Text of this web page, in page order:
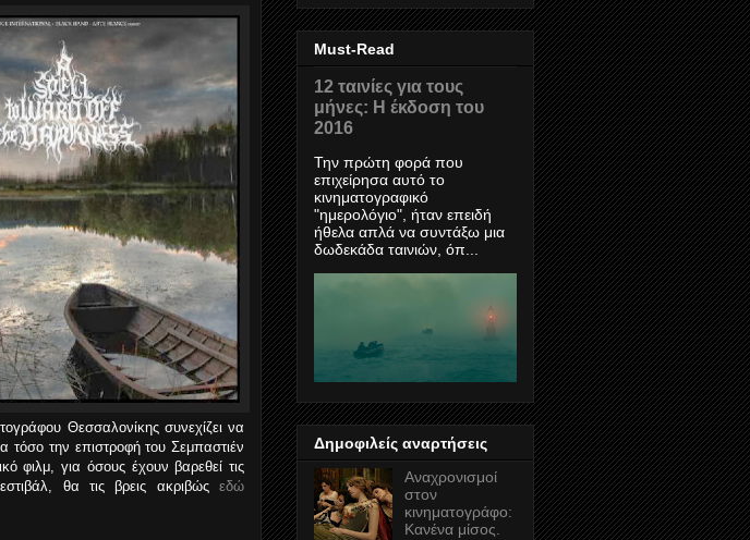
Θεσσαλονίκης συνεχίζει να
τόσο την επιστροφή του Σεμπαστιέν
φιλμ, για όσους έχουν βαρεθεί τις
θα τις βρεις ακριβώς εδώ
Must-Read
12 ταινίες για τους
μήνες: Η έκδοση του
2016
Την πρώτη φορά που
επιχείρησα αυτό το
κινηματογραφικό
"ημερολόγιο", ήταν επειδή
ήθελα απλά να συντάξω μια
δωδεκάδα ταινιών, όπ...
Δημοφιλείς αναρτήσεις
Αναχρονισμοί
στον
κινηματογράφο:
Κανένα μίσος.